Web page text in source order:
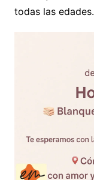
todas las edades.